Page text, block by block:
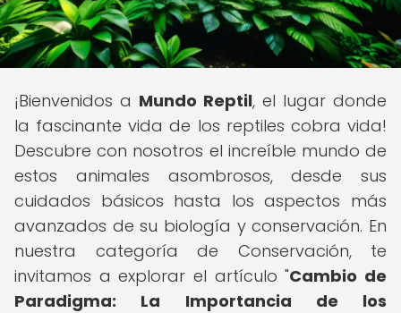
¡Bienvenidos a Mundo Reptil, el lugar donde
la fascinante vida de los reptiles cobra vida!
Descubre con nosotros el increíble mundo de
estos animales asombrosos, desde sus
cuidados básicos hasta los aspectos más
avanzados de su biología y conservación. En
nuestra categoría de Conservación, te
invitamos a explorar el artículo "Cambio de
Paradigma: La Importancia de los